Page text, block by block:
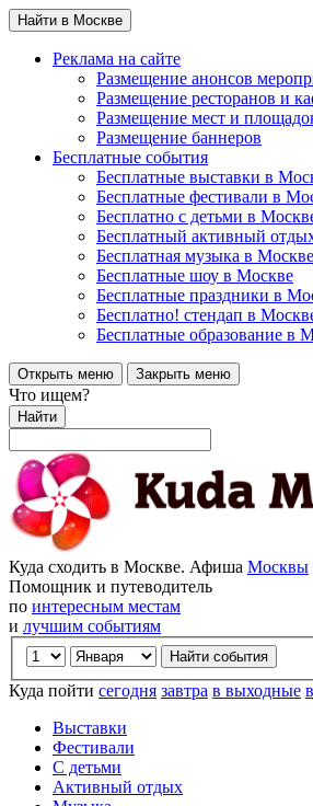
Найти в Москве
Реклама на сайте
Размещение анонсов
Размещение ресторанов и
Размещение мест и
Размещение баннеров
Бесплатные события
Бесплатные выставки в
Бесплатные фестивали в
Бесплатно с детьми в
Бесплатный активный
Бесплатная музыка в Москве
Бесплатные шоу в Москве
Бесплатные праздники в
Бесплатно! стендап в
Бесплатные образование в
Открыть меню Закрыть меню
Что ищем?
Найти
Куда сходить в Москве. Афиша Москвы
Помощник и путеводитель
по интересным местам
и лучшим событиям
Куда пойти сегодня завтра в выходные
Выставки
Фестивали
С детьми
Активный отдых